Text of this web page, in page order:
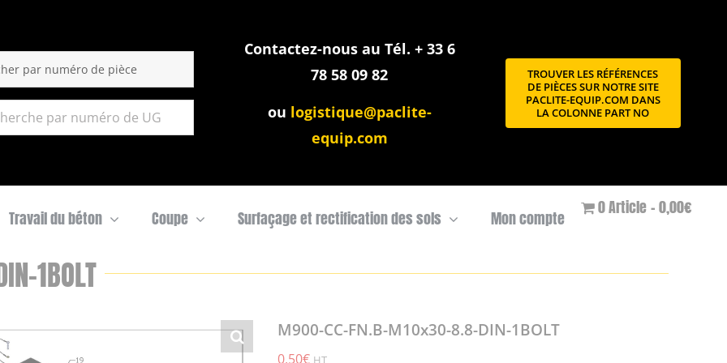
Contactez-nous au Tél. + 33 6
78 58 09 82
ou logistique@paclite-
equip.com
TROUVER LES RÉFÉRENCES
DE PIÈCES SUR NOTRE SITE
PACLITE-EQUIP.COM DANS
LA COLONNE PART NO
Travail du béton Coupe Surfaçage et rectification des sols Mon compte
0 Article 0,00€
1BOLT
M900-CC-FN.B-M10x30-8.8-DIN-1BOLT
0,50€ HT